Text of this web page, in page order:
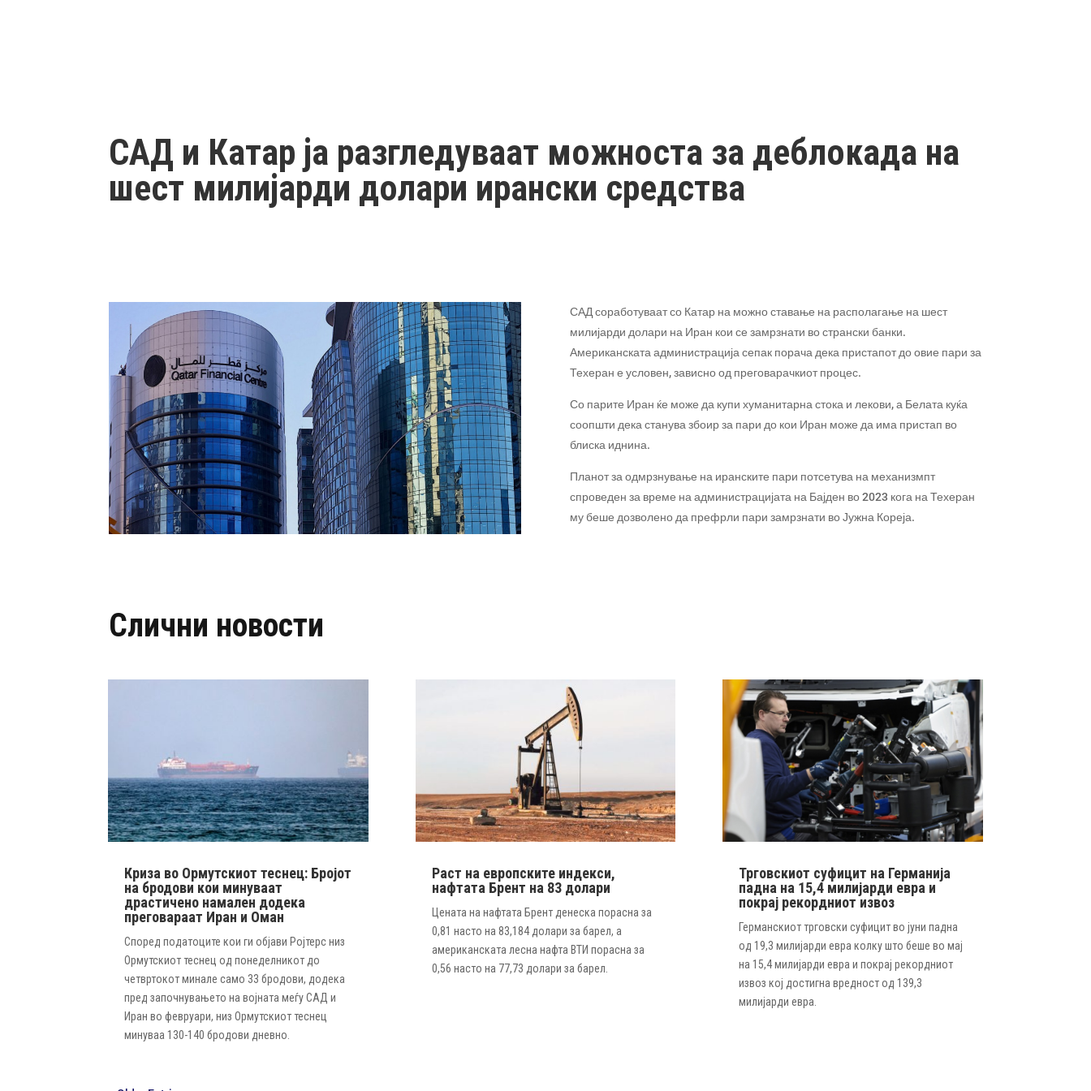
САД и Катар ја разгледуваат можноста за деблокада на
шест милијарди долари ирански средства
САД соработуваат со Катар на можно ставање на располагање на шест
милијарди долари на Иран кои се замрзнати во странски банки.
Американската администрација сепак порача дека пристапот до овие пари за
Техеран е условен, зависно од преговарачкиот процес.
Со парите Иран ќе може да купи хуманитарна стока и лекови, а Белата куќа
соопшти дека станува збоир за пари до кои Иран може да има пристап во
блиска иднина.
Планот за одмрзнување на иранските пари потсетува на механизмпт
спроведен за време на администрацијата на Бајден во 2023 кога на Техеран
му беше дозволено да префрли пари замрзнати во Јужна Кореја.
Слични новости
Криза во Ормутскиот теснец: Бројот
на бродови кои минуваат
драстичено намален додека
преговараат Иран и Оман
Според податоците кои ги објави Ројтерс низ
Ормутскиот теснец од понеделникот до
четвртокот минале само 33 бродови, додека
пред започнувањето на војната меѓу САД и
Иран во февруари, низ Ормутскиот теснец
минуваа 130-140 бродови дневно.
Раст на европските индекси,
нафтата Брент на 83 долари
Цената на нафтата Брент денеска порасна за
0,81 насто на 83,184 долари за барел, а
американската лесна нафта ВТИ порасна за
0,56 насто на 77,73 долари за барел.
Трговскиот суфицит на Германија
падна на 15,4 милијарди евра и
покрај рекордниот извоз
Германскиот трговски суфицит во јуни падна
од 19,3 милијарди евра колку што беше во мај
на 15,4 милијарди евра и покрај рекордниот
извоз кој достигна вредност од 139,3
милијарди евра.